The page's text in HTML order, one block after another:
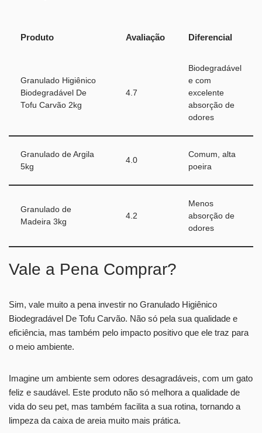
Produto Avaliação Diferencial
Granulado Higiênico
Biodegradável De
Tofu Carvão 2kg
4.7
Biodegradável
e com
excelente
absorção de
odores
Granulado de Argila
5kg
4.0
Comum, alta
poeira
Granulado de
Madeira 3kg
4.2
Menos
absorção de
odores
Vale a Pena Comprar?
Sim, vale muito a pena investir no Granulado Higiênico
Biodegradável De Tofu Carvão. Não só pela sua qualidade e
eficiência, mas também pelo impacto positivo que ele traz para
o meio ambiente.
Imagine um ambiente sem odores desagradáveis, com um gato
feliz e saudável. Este produto não só melhora a qualidade de
vida do seu pet, mas também facilita a sua rotina, tornando a
limpeza da caixa de areia muito mais prática.